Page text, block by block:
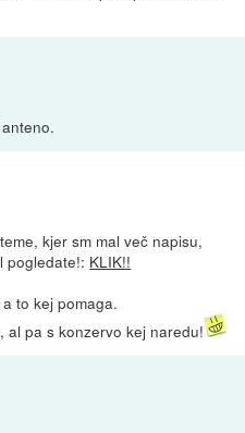
kjer sm mal več napisu,
pogledate!: KLIK!!
to kej pomaga.
al pa s konzervo kej naredu!